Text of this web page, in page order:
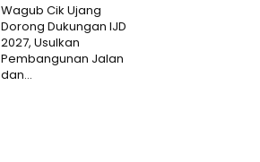
Wagub Cik Ujang
Dorong Dukungan IJD
2027, Usulkan
Pembangunan Jalan
dan...